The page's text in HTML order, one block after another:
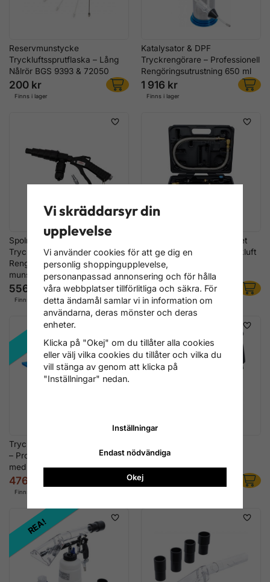
Reservmunstycke
Tryckluftssprutflaska – Lång
Nålrör BGS 9393 & 72050
200 kr
Finns i lager
Katalysator & DPF
Tryckrengörare – Professionell
Rengöringsutrustning 650 ml
1 916 kr
Finns i lager
Spolningspistol Kylsystem
Tryckluft & Vatten –
Rengöringspistol med 5-stegs
munstycke
556 kr
Finns i lager
Spolnings- & Rengöringsset
Kylsystem 12 delar – Tryckluft
& Vatten Spolverktyg
4 796 kr
Finns i lager
REA!
Tryckluftsdriven Skumpistol 1L
– Professionell rengöringspistol
med justerbart skum
476 kr
Finns i lager
Rengöringspistol
2 716 kr
REA!
Vi skräddarsyr din
upplevelse
Vi använder cookies för att ge dig en
personlig shoppingupplevelse,
personanpassad annonsering och för hålla
våra webbplatser tillförlitliga och säkra. För
detta ändamål samlar vi in information om
användarna, deras mönster och deras
enheter.
Klicka på "Okej" om du tillåter alla cookies
eller välj vilka cookies du tillåter och vilka du
vill stänga av genom att klicka på
"Inställningar" nedan.
Inställningar
Endast nödvändiga
Okej